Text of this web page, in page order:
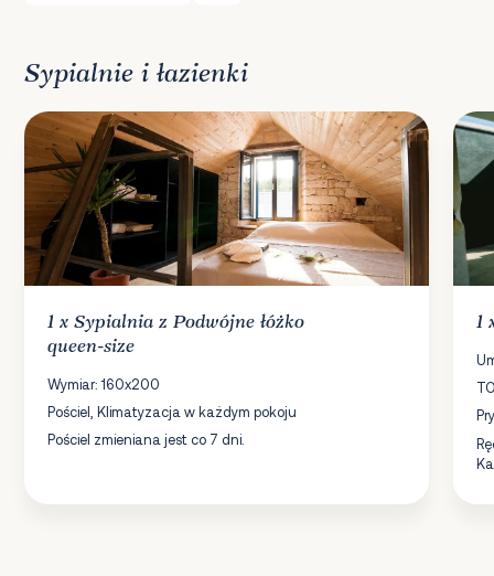
Sypialnie i łazienki
1 xSypialniaz Podwójne łóżko
queen-size
Wymiar: 160x200
Pościel, Klimatyzacja w każdym pokoju
Pościel zmieniana jest co 7 dni.
1